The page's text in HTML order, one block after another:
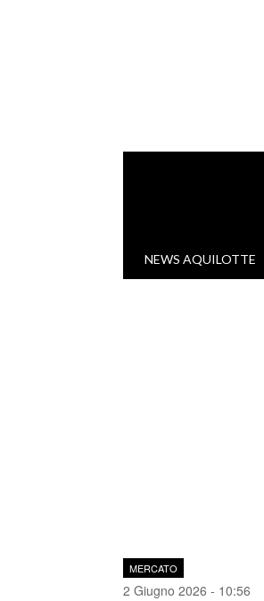
VAI AL CONTENUTO
NEWS AQUILOTTE
MERCATO
2 Giugno 2026 - 10:56